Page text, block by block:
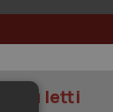
I più letti